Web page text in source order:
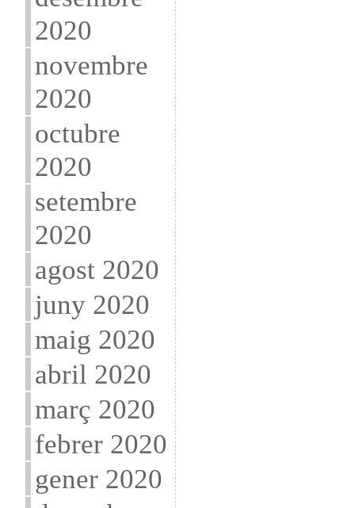
2020
novembre
2020
octubre
2020
setembre
2020
agost 2020
juny 2020
maig 2020
abril 2020
març 2020
febrer 2020
gener 2020